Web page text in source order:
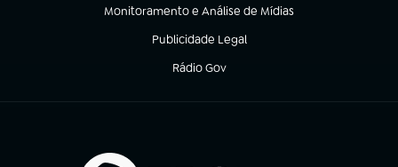
Monitoramento e Análise de Mídias
(abre em nova aba)
Publicidade Legal
(abre em nova aba)
Rádio Gov
(abre em nova aba)